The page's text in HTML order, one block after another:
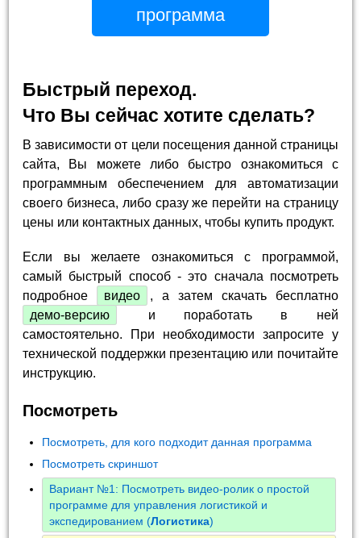
программа
Быстрый переход.
Что Вы сейчас хотите сделать?
В зависимости от цели посещения данной страницы
сайта, Вы можете либо быстро ознакомиться с
программным обеспечением для автоматизации
своего бизнеса, либо сразу же перейти на страницу
цены или контактных данных, чтобы купить продукт.
Если вы желаете ознакомиться с программой,
самый быстрый способ - это сначала посмотреть
подробное
видео
, а затем скачать бесплатно
демо-версию
и поработать в ней
самостоятельно. При необходимости запросите у
технической поддержки презентацию или почитайте
инструкцию.
Посмотреть
Посмотреть, для кого подходит данная программа
Посмотреть скриншот
Вариант №1: Посмотреть видео-ролик о простой
программе для управления логистикой и
экспедированием (Логистика)